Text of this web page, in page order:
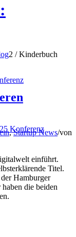
Konferenz
2 / Kinderbuch
,Startup News/von
einführt.
Titel.
Hamburger
die beiden